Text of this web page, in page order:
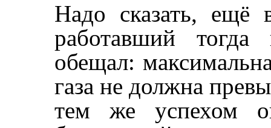
Надо сказать,
работавший тогда
обещал:
газа не должна
тем же успехом